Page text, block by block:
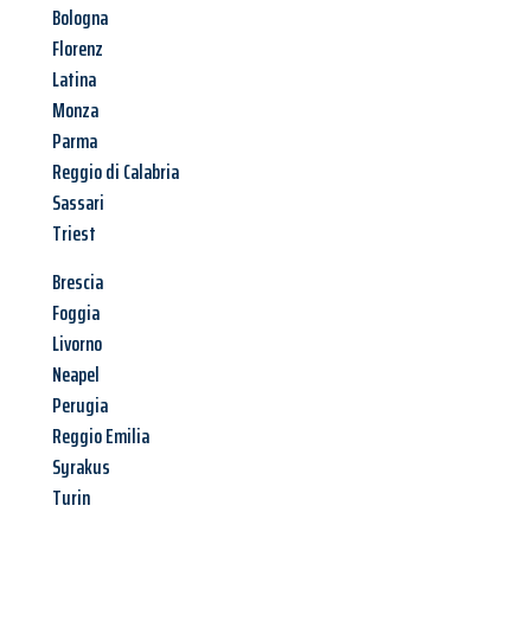
Bologna
Florenz
Latina
Monza
Parma
Reggio di Calabria
Sassari
Triest
Brescia
Foggia
Livorno
Neapel
Perugia
Reggio Emilia
Syrakus
Turin